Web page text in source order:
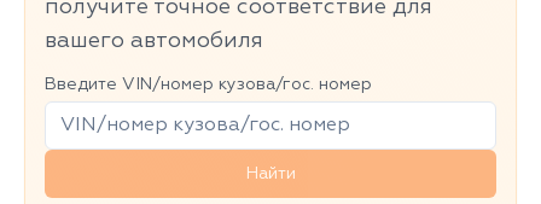
получите точное соответствие для
вашего автомобиля
Введите VIN/номер кузова/гос. номер
Найти